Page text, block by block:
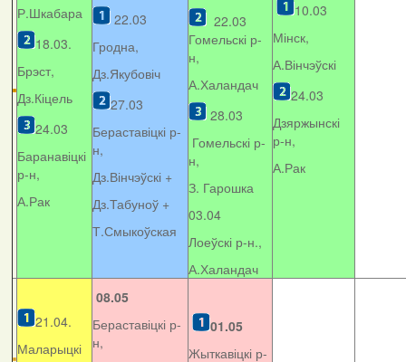
Р.Шкабара
18.03.
Брэст,
Дз.Кіцель
24.03
Баранавіцкі
р-н,
А.Рак
22.03
Гродна,
Дз.Якубовіч
27.03
Бераставіцкі р-
н,
Дз.Вінчэўскі +
Дз.Табуноў +
Т.Смыкоўская
22.03
Гомельскі р-
н,
А.Халандач
28.03
Гомельскі р-
н,
З. Гарошка
03.04
Лоеўскі р-н.,
А.Халандач
10.03
Мінск,
А.Вінчэўскі
24.03
Дзяржынскі
р-н,
А.Рак
21.04.
Маларыцкі
08.05
Бераставіцкі р-
н,
01.05
Жыткавіцкі р-